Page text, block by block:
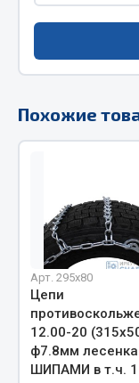
Кольца
Лента
Манжеты
Паронит
Патрубки
Прокладки
Рукава высокого
Похожие
Арт. 295х80
Цепи
12.00-20
ф7.8мм
ШИПАМИ в т.ч.